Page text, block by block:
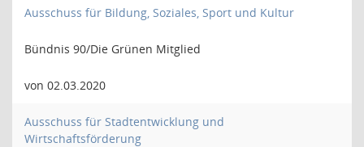
Ausschuss für Bildung, Soziales, Sport und Kultur
Bündnis 90/Die Grünen Mitglied
von 02.03.2020
Ausschuss für Stadtentwicklung und
Wirtschaftsförderung